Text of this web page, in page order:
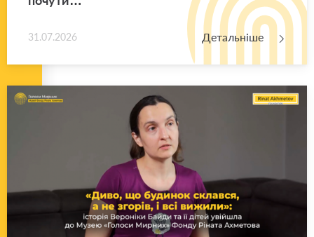
31.07.2026 Детальніше